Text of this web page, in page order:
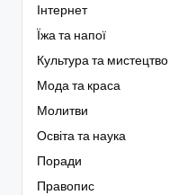
Інтернет
Їжа та напої
Культура та мистецтво
Мода та краса
Молитви
Освіта та наука
Поради
Правопис